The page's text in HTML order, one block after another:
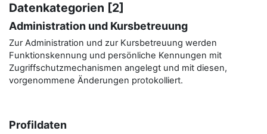
Datenkategorien [2]
Administration und Kursbetreuung
Zur Administration und zur Kursbetreuung werden
Funktionskennung und persönliche Kennungen mit
Zugriffschutzmechanismen angelegt und mit diesen,
vorgenommene Änderungen protokolliert.
Profildaten